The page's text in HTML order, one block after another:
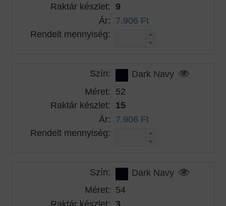
Raktár készlet: 9
Ár: 7.906 Ft
Rendelt mennyiség:
Szín:
Dark Navy
Méret: 52
Raktár készlet: 15
Ár: 7.906 Ft
Rendelt mennyiség:
Szín:
Dark Navy
Méret: 54